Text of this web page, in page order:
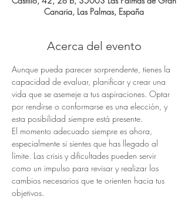
Canaria, Las Palmas, España
Acerca del evento
Aunque pueda parecer sorprendente, tienes la
capacidad de evaluar, planificar y crear una
vida que se asemeje a tus aspiraciones. Optar
por rendirse o conformarse es una elección, y
esta posibilidad siempre está presente.
El momento adecuado siempre es ahora,
especialmente si sientes que has llegado al
límite. Las crisis y dificultades pueden servir
como un impulso para revisar y realizar los
cambios necesarios que te orienten hacia tus
objetivos.